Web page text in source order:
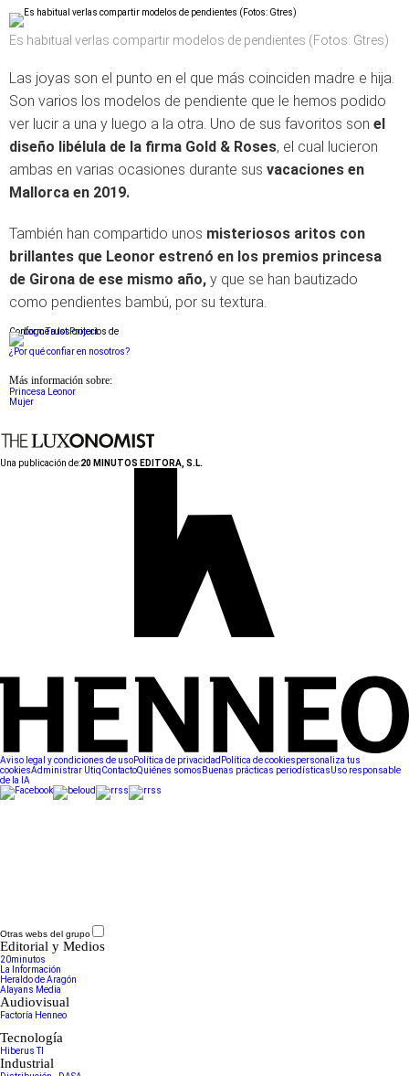
Es habitual verlas compartir modelos de pendientes (Fotos: Gtres)
Las joyas son el punto en el que más coinciden madre e hija.
Son varios los modelos de pendiente que le hemos podido
ver lucir a una y luego a la otra. Uno de sus favoritos son el
diseño libélula de la firma Gold & Roses, el cual lucieron
ambas en varias ocasiones durante sus vacaciones en
Mallorca en 2019.
También han compartido unos misteriosos aritos con
brillantes que Leonor estrenó en los premios princesa
de Girona de ese mismo año, y que se han bautizado
como pendientes bambú, por su textura.
Conforme a los criterios de
¿Por qué confiar en nosotros?
Más información sobre:
Princesa Leonor
Mujer
Una publicación de:20 MINUTOS EDITORA, S.L.
Aviso legal y condiciones de usoPolítica de privacidad Política de cookiespersonaliza tus
cookiesAdministrar UtiqContactoQuiénes somos Buenas prácticas periodísticasUso responsable
de la IA
Otras webs del grupo
Editorial y Medios
20minutos
La Información
Heraldo de Aragón
Alayans Media
Audiovisual
Factoría Henneo
Tecnología
Hiberus TI
Industrial